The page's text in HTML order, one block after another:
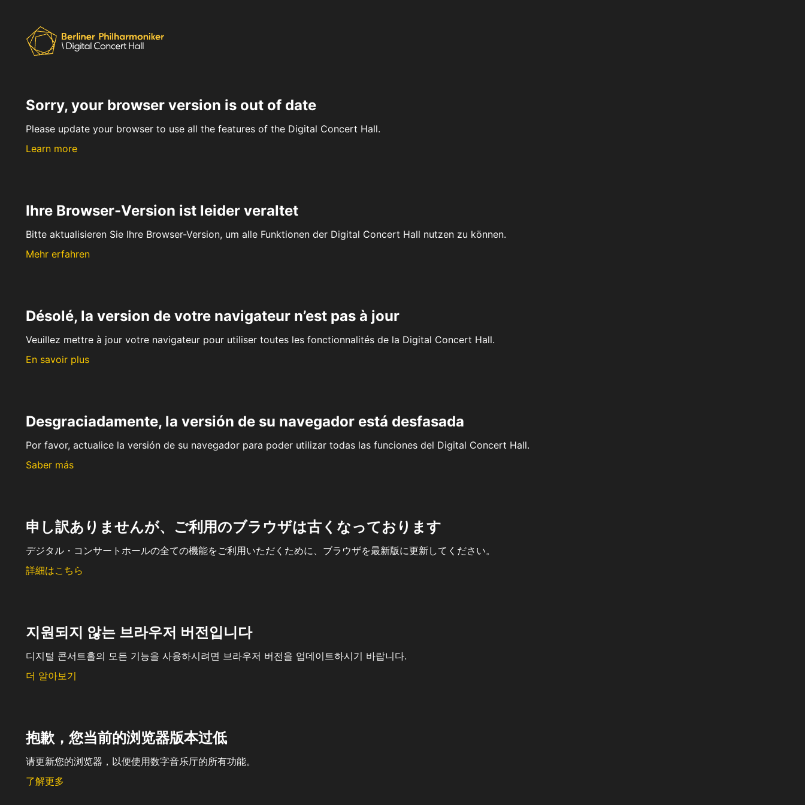
Sorry, your browser version is out of date
Please update your browser to use all the features of the Digital Concert Hall.
Learn more
Ihre Browser-Version ist leider veraltet
Bitte aktualisieren Sie Ihre Browser-Version, um alle Funktionen der Digital Concert Hall nutzen zu können.
Mehr erfahren
Désolé, la version de votre navigateur n’est pas à jour
Veuillez mettre à jour votre navigateur pour utiliser toutes les fonctionnalités de la Digital Concert Hall.
En savoir plus
Desgraciadamente, la versión de su navegador está desfasada
Por favor, actualice la versión de su navegador para poder utilizar todas las funciones del Digital Concert Hall.
Saber más
申し訳ありませんが、ご利用のブラウザは古くなっております
デジタル・コンサートホールの全ての機能をご利用いただくために、ブラウザを最新版に更新してください。
詳細はこちら
지원되지 않는 브라우저 버전입니다
디지털 콘서트홀의 모든 기능을 사용하시려면 브라우저 버전을 업데이트하시기 바랍니다.
더 알아보기
抱歉，您当前的浏览器版本过低
请更新您的浏览器，以便使用数字音乐厅的所有功能。
了解更多